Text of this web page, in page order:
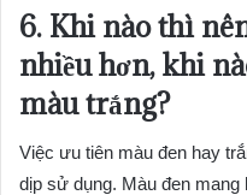
6. Khi nào thì
nhiều hơn, khi
màu trắng?
Việc ưu tiên màu đen hay
dịp sử dụng. Màu đen